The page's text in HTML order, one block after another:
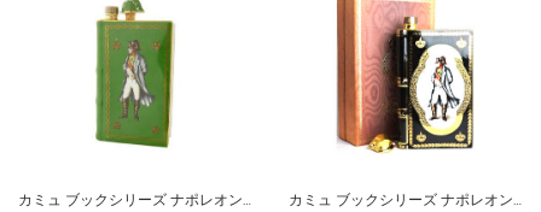
カミュ ブックシリーズ ナポレオン グリーン カミュ ブックシリーズ ナポレオン ブラック